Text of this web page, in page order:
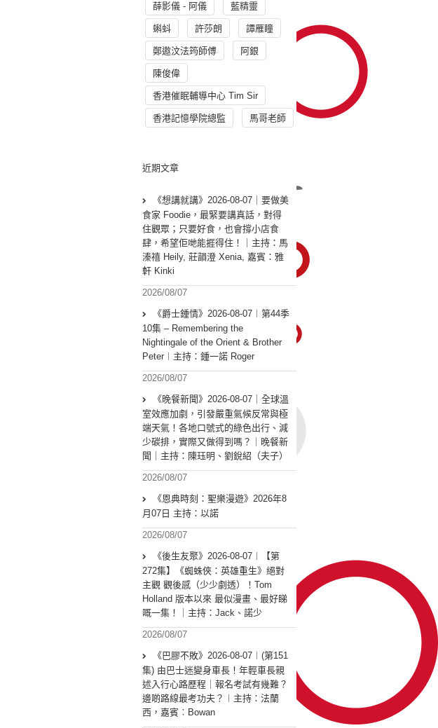
薛影儀 - 阿儀 藍精靈
蝌蚪 許莎朗 譚雁瞳
鄭遨汶法筠師傅 阿銀
陳俊偉
香港催眠輔導中心 Tim Sir
香港記憶學院總監 馬哥老師
近期文章
《想講就講》2026-08-07｜要做美
食家 Foodie，最緊要講真話，對得
住觀眾；只要好食，也會撐小店食
肆，希望佢哋能捱得住！｜主持：馬
溱禧 Heily, 莊韻澄 Xenia, 嘉賓：雅
軒 Kinki
2026/08/07
《爵士鍾情》2026-08-07︱第44季
10集 – Remembering the
Nightingale of the Orient & Brother
Peter︱主持：鍾一諾 Roger
2026/08/07
《晚餐新聞》2026-08-07｜全球溫
室效應加劇，引發嚴重氣候反常與極
端天氣！各地口號式的綠色出行、減
少碳排，實際又做得到嗎？｜晚餐新
聞｜主持：陳珏明、劉銳紹（夫子）
2026/08/07
《恩典時刻：聖樂漫遊》2026年8
月07日 主持：以諾
2026/08/07
《後生友聚》2026-08-07︱【第
272集】《蜘蛛俠：英雄重生》絕對
主觀 觀後感（少少劇透）！Tom
Holland 版本以來 最似漫畫、最好睇
嘅一集！｜主持：Jack、諾少
2026/08/07
《巴膠不敗》2026-08-07︱(第151
集) 由巴士迷變身車長！年輕車長親
述入行心路歷程｜報名考試有幾難？
邊啲路線最考功夫？︱主持：法蘭
西，嘉賓︰Bowan